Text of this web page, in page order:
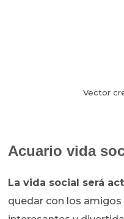
Vector
Acuario vida
La vida social será
quedar con los